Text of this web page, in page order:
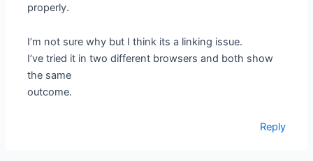
properly.
I’m not sure why but I think its a linking issue.
I’ve tried it in two different browsers and both show
the same
outcome.
Reply